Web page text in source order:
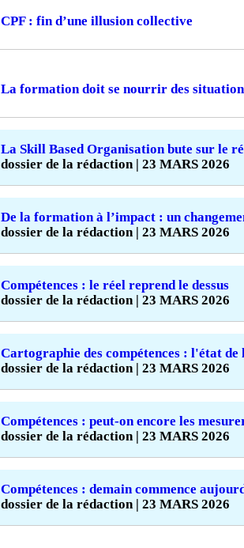
CPF : fin d’une illusion collective
La formation doit se nourrir des
La Skill Based Organisation bute sur le
dossier de la rédaction | 23 MARS 2026
De la formation à l’impact : un
dossier de la rédaction | 23 MARS 2026
Compétences : le réel reprend le dessus
dossier de la rédaction | 23 MARS 2026
Cartographie des compétences : l'état
dossier de la rédaction | 23 MARS 2026
Compétences : peut-on encore les
dossier de la rédaction | 23 MARS 2026
Compétences : demain commence
dossier de la rédaction | 23 MARS 2026